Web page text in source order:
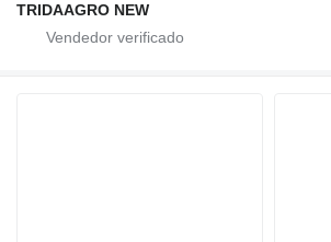
TRIDAAGRO NEW